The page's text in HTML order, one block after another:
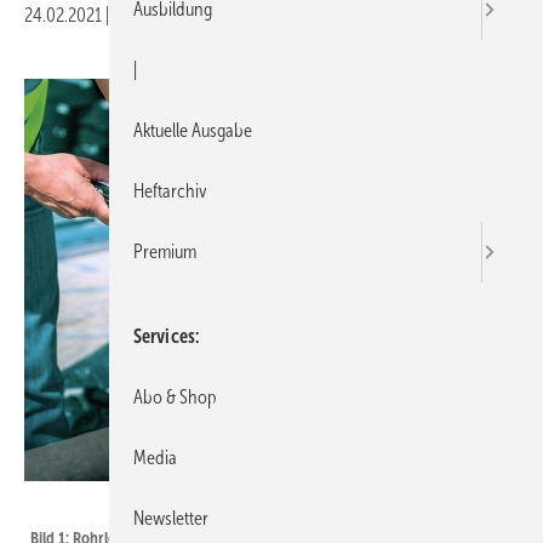
24.02.2021 Druckvorschau
Bild 1: Rohrleitungsbefestigungen sind das tragende Element in der
Ausbildung
Aktuelle Ausgabe
Heftarchiv
Premium
Services
Abo & Shop
Media
Newsletter